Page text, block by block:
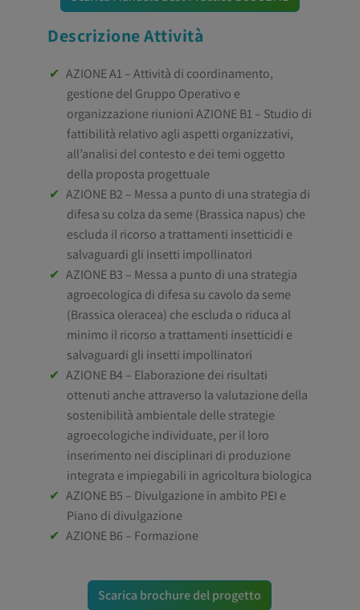
Descrizione Attività
AZIONE A1 – Attività di coordinamento,
gestione del Gruppo Operativo e
organizzazione riunioni AZIONE B1 – Studio di
fattibilità relativo agli aspetti organizzativi,
all’analisi del contesto e dei temi oggetto
della proposta progettuale
AZIONE B2 – Messa a punto di una strategia di
difesa su colza da seme (Brassica napus) che
escluda il ricorso a trattamenti insetticidi e
salvaguardi gli insetti impollinatori
AZIONE B3 – Messa a punto di una strategia
agroecologica di difesa su cavolo da seme
(Brassica oleracea) che escluda o riduca al
minimo il ricorso a trattamenti insetticidi e
salvaguardi gli insetti impollinatori
AZIONE B4 – Elaborazione dei risultati
ottenuti anche attraverso la valutazione della
sostenibilità ambientale delle strategie
agroecologiche individuate, per il loro
inserimento nei disciplinari di produzione
integrata e impiegabili in agricoltura biologica
AZIONE B5 – Divulgazione in ambito PEI e
Piano di divulgazione
AZIONE B6 – Formazione
Scarica brochure del progetto